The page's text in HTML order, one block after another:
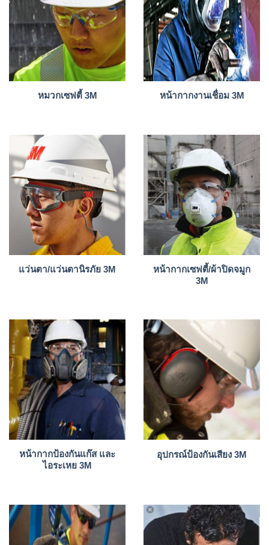
หมวกเซฟตี้ 3M หน้ากากงานเชื่อม 3M
แว่นตา/แว่นตานิรภัย 3M
หน้ากากเซฟตี้/ผ้าปิดจมูก
3M
หน้ากากป้องกันแก๊ส และ
ไอระเหย 3M
อุปกรณ์ป้องกันเสียง 3M